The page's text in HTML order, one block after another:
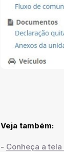
Veja também:
- Conheça a